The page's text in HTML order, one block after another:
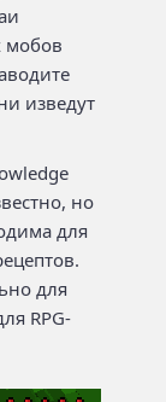
мобов
изведут
но
для
для
RPG-